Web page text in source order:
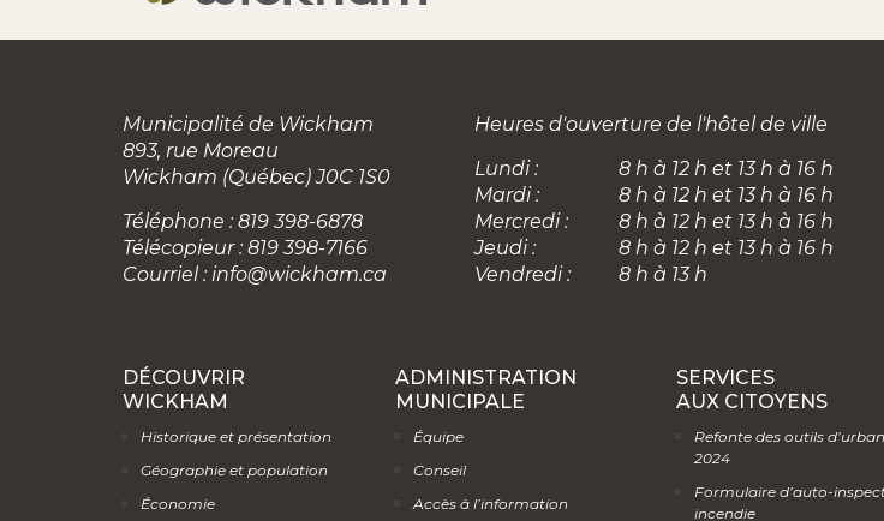
Municipalité de Wickham
893, rue Moreau
Wickham (Québec) J0C 1S0
Téléphone : 819 398-6878
Télécopieur : 819 398-7166
Courriel : info@wickham.ca
Heures d'ouverture de l'hôtel de ville
Lundi :
8 h à 12 h et 13 h à 16 h
Mardi :
8 h à 12 h et 13 h à 16 h
Mercredi :
8 h à 12 h et 13 h à 16 h
Jeudi :
8 h à 12 h et 13 h à 16 h
Vendredi :
8 h à 13 h
DÉCOUVRIR
WICKHAM
Historique et présentation
Géographie et population
Économie
ADMINISTRATION
MUNICIPALE
Équipe
Conseil
Accès à l’information
SERVICES
AUX CITOYENS
Refonte des outils
2024
Formulaire d’auto-
incendie